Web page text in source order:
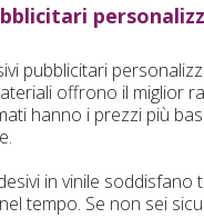
pubblicitari
offrono il miglior
hanno i prezzi più
in vinile
tempo. Se non sei